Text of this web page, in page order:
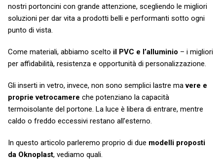
nostri portoncini con grande attenzione, scegliendo le migliori
soluzioni per dar vita a prodotti belli e performanti sotto ogni
punto di vista.
Come materiali, abbiamo scelto il PVC e l’alluminio – i migliori
per affidabilità, resistenza e opportunità di personalizzazione.
Gli inserti in vetro, invece, non sono semplici lastre mavere e
proprie vetrocamere che potenziano la capacità
termoisolante del portone. La luce è libera di entrare, mentre
caldo o freddo eccessivi restano all’esterno.
In questo articolo parleremo proprio di due modelli proposti
da Oknoplast, vediamo quali.